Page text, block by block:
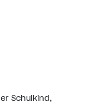
Schulkind,